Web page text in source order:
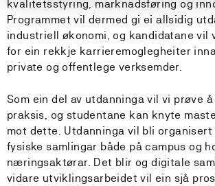
kvalitetsstyring, marknadsføring og
Programmet vil dermed gi ei allsidig
industriell økonomi, og kandidatane vil
for ein rekkje karrieremoglegheiter
private og offentlege verksemder.
Som ein del av utdanninga vil vi prøve
praksis, og studentane kan knyte
mot dette. Utdanninga vil bli organisert
fysiske samlingar både på campus og
næringsaktørar. Det blir og digitale
vidare utviklingsarbeidet vil ein sjå